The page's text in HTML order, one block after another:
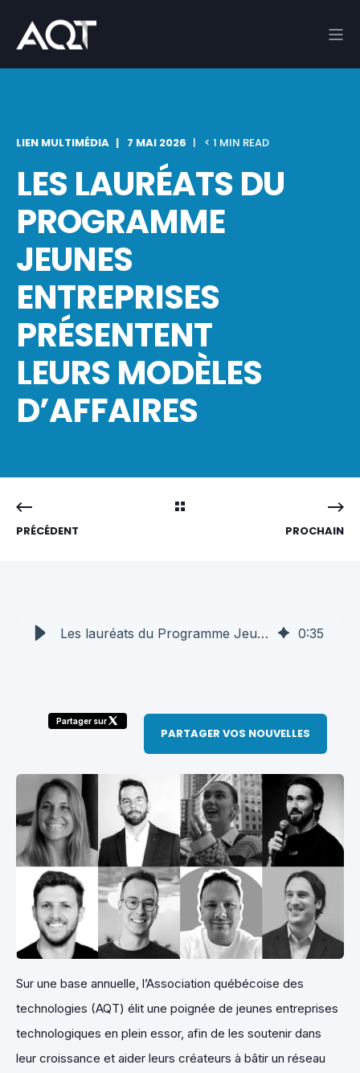
LIEN MULTIMÉDIA 7 MAI 2026 < 1 MIN READ
LES LAURÉATS DU
PROGRAMME
JEUNES
ENTREPRISES
PRÉSENTENT
LEURS MODÈLES
D’AFFAIRES
PRÉCÉDENT PROCHAIN
Les lauréats du Programme Jeunes Entreprises présentent leurs modèles d’affaires 0:35
Partager sur
PARTAGER VOS NOUVELLES
Sur une base annuelle, l’Association québécoise des
technologies (AQT) élit une poignée de jeunes entreprises
technologiques en plein essor, afin de les soutenir dans
leur croissance et aider leurs créateurs à bâtir un réseau